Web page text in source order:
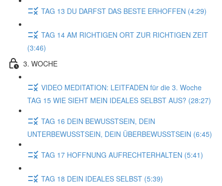
TAG 13 DU DARFST DAS BESTE ERHOFFEN (4:29)
TAG 14 AM RICHTIGEN ORT ZUR RICHTIGEN ZEIT
(3:46)
3. WOCHE
VIDEO MEDITATION: LEITFADEN für die 3. Woche
TAG 15 WIE SIEHT MEIN IDEALES SELBST AUS? (28:27)
TAG 16 DEIN BEWUSSTSEIN, DEIN
UNTERBEWUSSTSEIN, DEIN ÜBERBEWUSSTSEIN (6:45)
TAG 17 HOFFNUNG AUFRECHTERHALTEN (5:41)
TAG 18 DEIN IDEALES SELBST (5:39)